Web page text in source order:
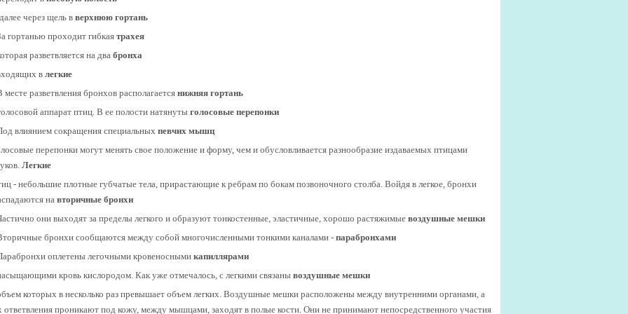
через щель в верхнюю гортань
гортанью проходит гибкая трахея
разветвляется на два бронха
влегкие
месте разветвления бронхов располагается нижняя гортань
аппарат птиц. В ее полости натянуты голосовые перепонки
влиянием сокращения специальных певчих мышц
перепонки могут менять свое положение и форму, чем и обусловливается разнообразие издаваемых птицами
Легкие
- небольшие плотные губчатые тела, прирастающие к ребрам по бокам позвоночного столба. Войдя в легкое, бронхи
на вторичные бронхи
они выходят за пределы легкого и образуют тонкостенные, эластичные, хорошо растяжимые воздушные мешки
бронхи сообщаются между собой многочисленными тонкими каналами - парабронхами
оплетены легочными кровеносными капиллярами
кровь кислородом. Как уже отмечалось, с легкими связанывоздушные мешки
которых в несколько раз превышает объем легких. Воздушные мешки расположены между внутренними органами, а
ответвления проникают под кожу, между мышцами, заходят в полые кости. Они не принимают непосредственного участия